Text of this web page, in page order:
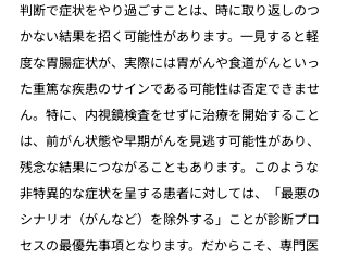
判断で症状をやり過ごすことは、時に取り返しのつ
かない結果を招く可能性があります。一見すると軽
度な胃腸症状が、実際には胃がんや食道がんといっ
た重篤な疾患のサインである可能性は否定できませ
ん。特に、内視鏡検査をせずに治療を開始すること
は、前がん状態や早期がんを見逃す可能性があり、
残念な結果につながることもあります。このような
非特異的な症状を呈する患者に対しては、「最悪の
シナリオ（がんなど）を除外する」ことが診断プロ
セスの最優先事項となります。だからこそ、専門医